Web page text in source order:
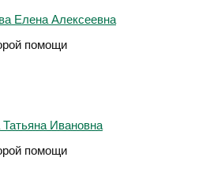
Елена Алексеевна
помощи
Татьяна Ивановна
помощи